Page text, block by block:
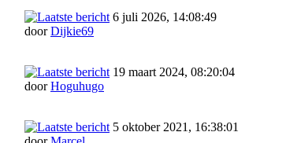
6 juli 2026, 14:08:49
doorDijkie69
19 maart 2024, 08:20:04
doorHoguhugo
5 oktober 2021, 16:38:01